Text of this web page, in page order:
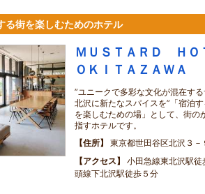
る街を楽しむためのホテル
ＭＵＳＴＡＲＤ Ｈ
ＯＫＩＴＡＺＡＷＡ
”ユニークで多彩な文化が混在す
北沢に新たなスパイスを”「宿泊
を楽しむための場」として、街の
指すホテルです。
住所
東京都世田谷区北沢３－
アクセス
小田急線東北沢駅
頭線下北沢駅徒歩５分